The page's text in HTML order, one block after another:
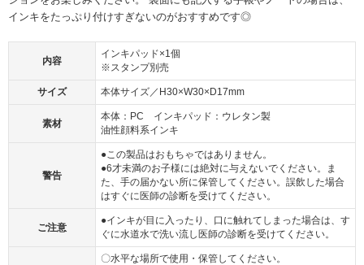
インキをたっぷり付けすぎないのがおすすめです◎
内容
インキパッド×1個
※スタンプ別売
サイズ 本体サイズ／H30×W30×D17mm
素材
本体：PC インキパッド：ウレタン製
油性顔料系インキ
警告
●この製品はおもちゃではありません。
●6才未満のお子様には絶対に与えないでください。ま
た、手の届かない所に保管してください。誤飲した場合
はすぐに医師の診断を受けてください。
ご注意
●インキが目に入ったり、口に触れてしまった場合は、す
ぐに水道水で洗い流し医師の診断を受けてください。
〇水平な場所で使用・保管してください。